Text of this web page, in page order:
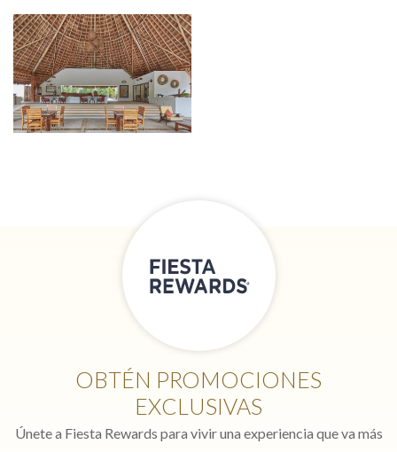
OBTÉN PROMOCIONES
EXCLUSIVAS
Únete a Fiesta Rewards para vivir una experiencia que va más